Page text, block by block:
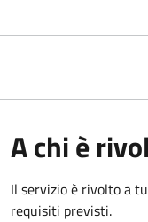
A chi è
Il servizio è rivolto a
requisiti previsti.